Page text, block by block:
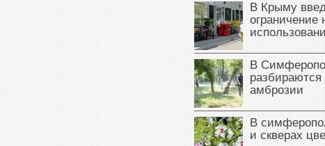
В Крыму
ограничение
В
разбираются
амброзии
В
и скверах